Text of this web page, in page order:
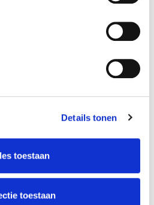
Details tonen
toestaan
toestaan